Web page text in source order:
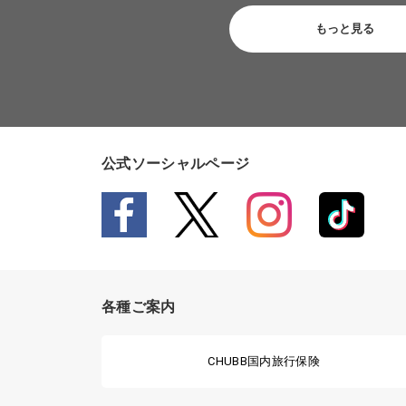
もっと見る
公式ソーシャルページ
各種ご案内
CHUBB国内旅行保険